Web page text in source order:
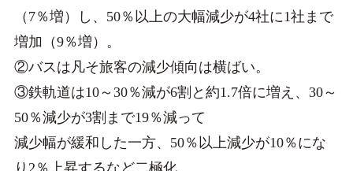
（7％増）し、50％以上の大幅減少が4社に1社まで
増加（9％増）。
②バスは凡そ旅客の減少傾向は横ばい。
③鉄軌道は10～30％減が6割と約1.7倍に増え、30～
50％減少が3割まで19％減って
減少幅が緩和した一方、50％以上減少が10％にな
り2％上昇するなど二極化。